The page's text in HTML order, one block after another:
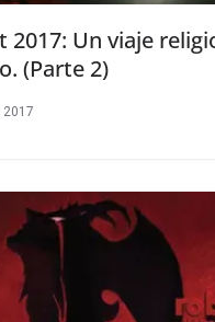
2017: Un viaje
(Parte 2)
2017